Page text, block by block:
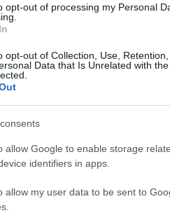
opt-out of processing my Personal
opt-out of Collection, Use,
Data that Is Unrelated with
allow Google to enable storage
identifiers in apps.
allow my user data to be sent to
Őze Áron: „a
A Bartók
Magyarországon
bevezetett
Kovács András
humoristák
leghatásosabban